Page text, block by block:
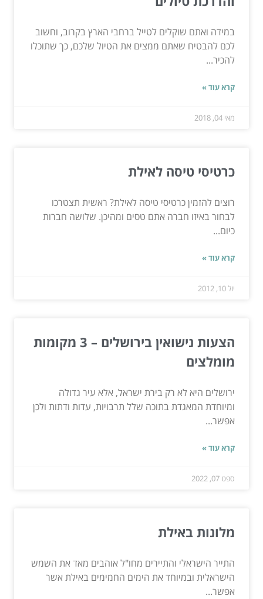
במידה ואתם שוקלים לטייל ברחבי הארץ בקרוב, וחשוב
לכם להבטיח שאתם ממצים את הטיול שלכם, כך שתוכלו
להכיר...
קרא עוד »
מאי 04, 2018
כרטיסי טיסה לאילת
רוצים להזמין כרטיסי טיסה לאילת? ראשית תצטרכו
לבחור באיזו חברה אתם טסים ומהיכן. שלושה חברות
כיום...
קרא עוד »
יול 10, 2012
הצעות נישואין בירושלים – 3 מקומות
מומלצים
ירושלים היא לא רק בירת ישראל, אלא עיר גדולה
ומיוחדת המאגדת בתוכה שלל תרבויות, עדות ודתות ולכן
אפשר...
קרא עוד »
ספט 07, 2022
מלונות באילת
התייר הישראלי והתיירים מחו"ל אוהבים מאד את השמש
הישראלית ובמיוחד את הימים החמימים באילת אשר
אפשר...